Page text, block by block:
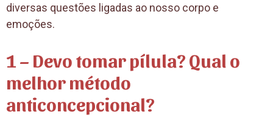
diversas questões ligadas ao nosso corpo e
emoções.
1 – Devo tomar pílula? Qual o
melhor método
anticoncepcional?